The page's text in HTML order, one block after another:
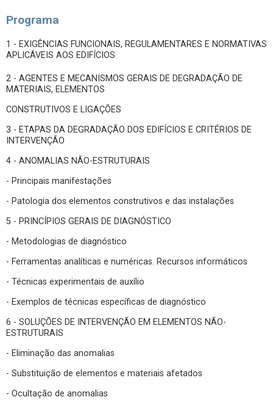
Programa
1 - EXIGÊNCIAS FUNCIONAIS, REGULAMENTARES E NORMATIVAS
APLICÁVEIS AOS EDIFÍCIOS
2 - AGENTES E MECANISMOS GERAIS DE DEGRADAÇÃO DE
MATERIAIS, ELEMENTOS
CONSTRUTIVOS E LIGAÇÕES
3 - ETAPAS DA DEGRADAÇÃO DOS EDIFÍCIOS E CRITÉRIOS DE
INTERVENÇÃO
4 - ANOMALIAS NÃO-ESTRUTURAIS
- Principais manifestações
- Patologia dos elementos construtivos e das instalações
5 - PRINCÍPIOS GERAIS DE DIAGNÓSTICO
- Metodologias de diagnóstico
- Ferramentas analíticas e numéricas. Recursos informáticos
- Técnicas experimentais de auxílio
- Exemplos de técnicas específicas de diagnóstico
6 - SOLUÇÕES DE INTERVENÇÃO EM ELEMENTOS NÃO-
ESTRUTURAIS
- Eliminação das anomalias
- Substituição de elementos e materiais afetados
- Ocultação de anomalias